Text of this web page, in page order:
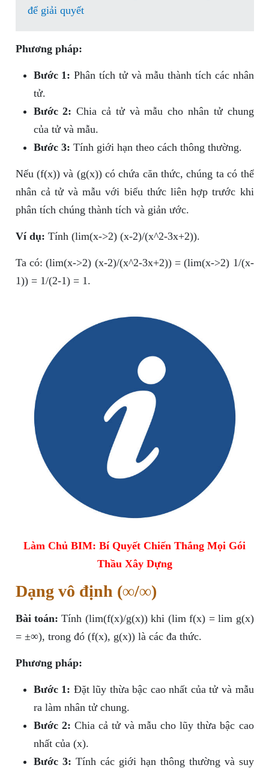
để giải quyết
Phương pháp:
Bước 1: Phân tích tử và mẫu thành tích các nhân
tử.
Bước 2: Chia cả tử và mẫu cho nhân tử chung
của tử và mẫu.
Bước 3: Tính giới hạn theo cách thông thường.
Nếu (f(x)) và (g(x)) có chứa căn thức, chúng ta có thể
nhân cả tử và mẫu với biểu thức liên hợp trước khi
phân tích chúng thành tích và giản ước.
Ví dụ: Tính (lim(x->2) (x-2)/(x^2-3x+2)).
Ta có: (lim(x->2) (x-2)/(x^2-3x+2)) = (lim(x->2) 1/(x-
1)) = 1/(2-1) = 1.
Làm Chủ BIM: Bí Quyết Chiến Thắng Mọi Gói
Thầu Xây Dựng
Dạng vô định (∞/∞)
Bài toán: Tính (lim(f(x)/g(x)) khi (lim f(x) = lim g(x)
= ±∞), trong đó (f(x), g(x)) là các đa thức.
Phương pháp:
Bước 1: Đặt lũy thừa bậc cao nhất của tử và mẫu
ra làm nhân tử chung.
Bước 2: Chia cả tử và mẫu cho lũy thừa bậc cao
nhất của (x).
Bước 3: Tính các giới hạn thông thường và suy